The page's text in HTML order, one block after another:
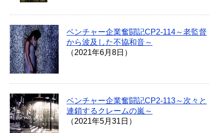
ベンチャー企業奮闘記CP2-114～老監督
から波及した不協和音～
（2021年6月8日）
ベンチャー企業奮闘記CP2-113～次々と
連鎖するクレームの嵐～
（2021年5月31日）